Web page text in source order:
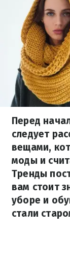
Перед
следует
вещами,
моды и
Тренды
вам стоит
уборе и
стали